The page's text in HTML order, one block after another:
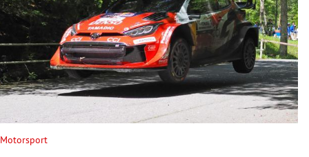
Untermenü
Untermenü
Untermenü
Motorsport